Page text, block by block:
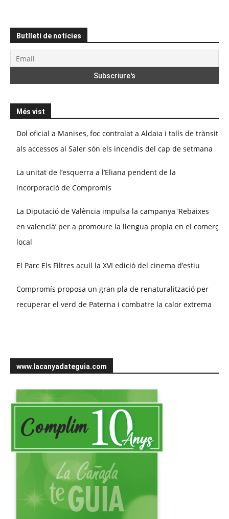
Butlletí de notícies
Més vist
Dol oficial a Manises, foc controlat a Aldaia i talls de trànsit
als accessos al Saler són els incendis del cap de setmana
La unitat de l’esquerra a l’Eliana pendent de la
incorporació de Compromís
La Diputació de València impulsa la campanya ‘Rebaixes
en valencià’ per a promoure la llengua propia en el comerç
local
El Parc Els Filtres acull la XVI edició del cinema d’estiu
Compromís proposa un gran pla de renaturalització per
recuperar el verd de Paterna i combatre la calor extrema
www.lacanyadateguia.com